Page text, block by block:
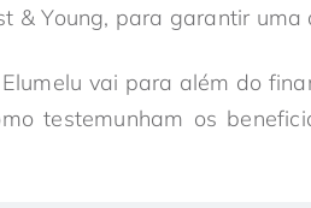
& Young, para garantir
vai para além do
testemunham os